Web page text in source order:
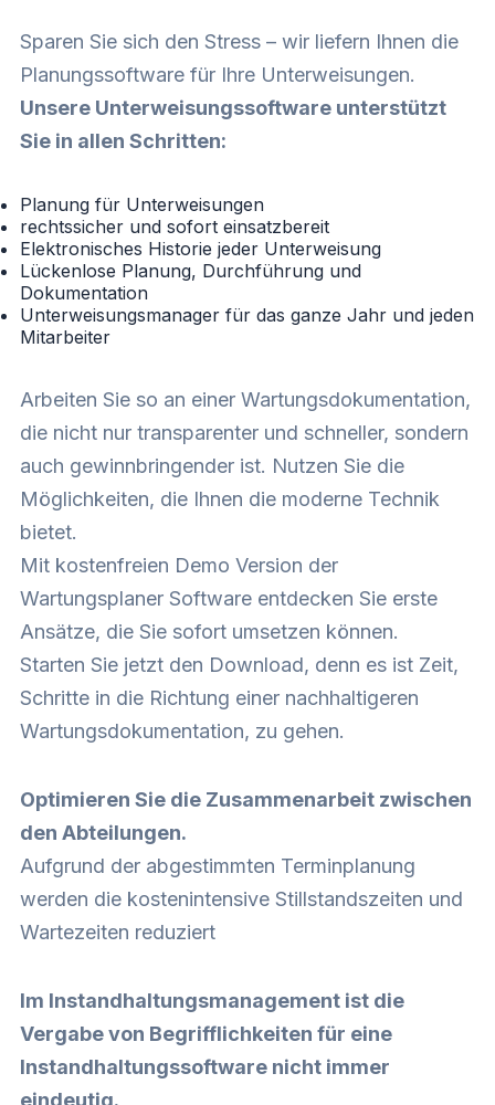
Sparen Sie sich den Stress – wir liefern Ihnen die
Planungssoftware für Ihre Unterweisungen.
Unsere Unterweisungssoftware unterstützt
Sie in allen Schritten:
Planung für Unterweisungen
rechtssicher und sofort einsatzbereit
Elektronisches Historie jeder Unterweisung
Lückenlose Planung, Durchführung und
Dokumentation
Unterweisungsmanager für das ganze Jahr und jeden
Mitarbeiter
Arbeiten Sie so an einer Wartungsdokumentation,
die nicht nur transparenter und schneller, sondern
auch gewinnbringender ist. Nutzen Sie die
Möglichkeiten, die Ihnen die moderne Technik
bietet.
Mit kostenfreien Demo Version der
Wartungsplaner Software entdecken Sie erste
Ansätze, die Sie sofort umsetzen können.
Starten Sie jetzt den Download, denn es ist Zeit,
Schritte in die Richtung einer nachhaltigeren
Wartungsdokumentation, zu gehen.
Optimieren Sie die Zusammenarbeit zwischen
den Abteilungen.
Aufgrund der abgestimmten Terminplanung
werden die kostenintensive Stillstandszeiten und
Wartezeiten reduziert
Im Instandhaltungsmanagement ist die
Vergabe von Begrifflichkeiten für eine
Instandhaltungssoftware nicht immer